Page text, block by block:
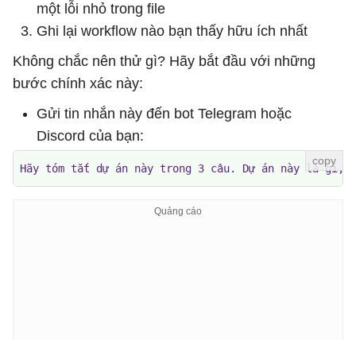
một lỗi nhỏ trong file
Ghi lại workflow nào bạn thấy hữu ích nhất
Không chắc nên thử gì? Hãy bắt đầu với những
bước chính xác này:
Gửi tin nhắn này đến bot Telegram hoặc
Discord của bạn:
Hãy tóm tắt dự án này trong 3 câu. Dự án này là